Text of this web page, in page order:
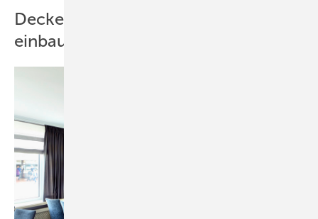
Deckenkassetten und Lüftungskits
einbauen